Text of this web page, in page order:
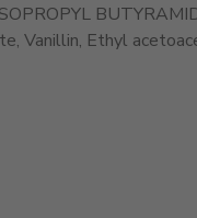
Vanillin, Ethyl